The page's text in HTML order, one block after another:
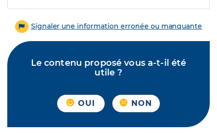
Signaler une information erronée ou manquante
Le contenu proposé vous a-t-il été
utile ?
OUI NON